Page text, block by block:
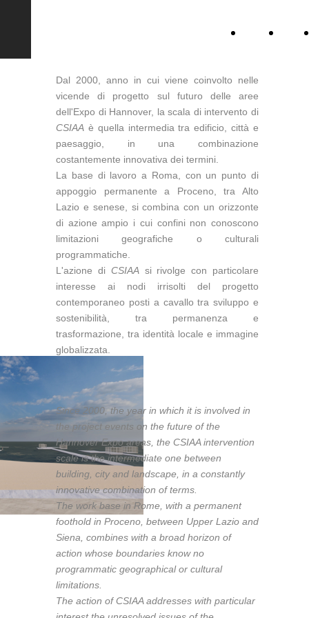
Dal 2000, anno in cui viene coinvolto nelle
vicende di progetto sul futuro delle aree
dell'Expo di Hannover, la scala di intervento di
CSIAA è quella intermedia tra edificio, città e
paesaggio, in una combinazione
costantemente innovativa dei termini.
La base di lavoro a Roma, con un punto di
appoggio permanente a Proceno, tra Alto
Lazio e senese, si combina con un orizzonte
di azione ampio i cui confini non conoscono
limitazioni geografiche o culturali
programmatiche.
L'azione di CSIAAsi rivolge con particolare
interesse ai nodi irrisolti del progetto
contemporaneo posti a cavallo tra sviluppo e
sostenibilità, tra permanenza e
trasformazione, tra identità locale e immagine
globalizzata.
Since 2000, the year in which it is involved in
the project events on the future of the
Hannover Expo areas, the CSIAA intervention
scale is the intermediate one between
building, city and landscape, in a constantly
innovative combination of terms.
The work base in Rome, with a permanent
foothold in Proceno, between Upper Lazio and
Siena, combines with a broad horizon of
action whose boundaries know no
programmatic geographical or cultural
limitations.
The action of CSIAA addresses with particular